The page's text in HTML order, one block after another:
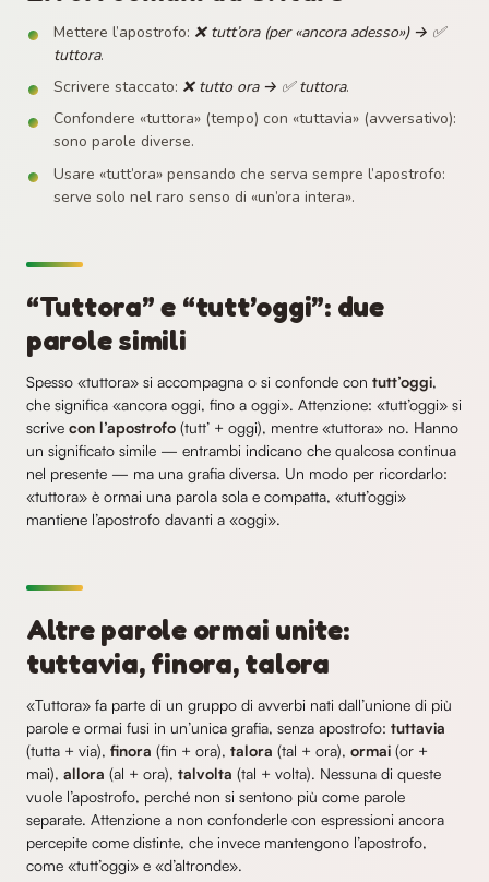
Mettere l’apostrofo: ❌ tutt’ora (per «ancora adesso») → ✅
tuttora.
Scrivere staccato: ❌ tutto ora → ✅ tuttora.
Confondere «tuttora» (tempo) con «tuttavia» (avversativo):
sono parole diverse.
Usare «tutt’ora» pensando che serva sempre l’apostrofo:
serve solo nel raro senso di «un’ora intera».
“Tuttora” e “tutt’oggi”: due
parole simili
Spesso «tuttora» si accompagna o si confonde con tutt’oggi,
che significa «ancora oggi, fino a oggi». Attenzione: «tutt’oggi» si
scrive con l’apostrofo (tutt’ + oggi), mentre «tuttora» no. Hanno
un significato simile — entrambi indicano che qualcosa continua
nel presente — ma una grafia diversa. Un modo per ricordarlo:
«tuttora» è ormai una parola sola e compatta, «tutt’oggi»
mantiene l’apostrofo davanti a «oggi».
Altre parole ormai unite:
tuttavia, finora, talora
«Tuttora» fa parte di un gruppo di avverbi nati dall’unione di più
parole e ormai fusi in un’unica grafia, senza apostrofo: tuttavia
(tutta + via), finora (fin + ora), talora (tal + ora), ormai (or +
mai), allora (al + ora), talvolta (tal + volta). Nessuna di queste
vuole l’apostrofo, perché non si sentono più come parole
separate. Attenzione a non confonderle con espressioni ancora
percepite come distinte, che invece mantengono l’apostrofo,
come «tutt’oggi» e «d’altronde».